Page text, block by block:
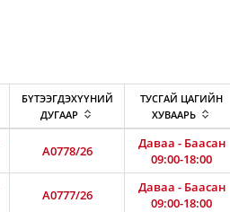
БҮТЭЭГДЭХҮҮНИЙ
ДУГААР
ТУСГАЙ ЦАГИЙН
ХУВААРЬ
A0778/26
Даваа - Баасан
09:00-18:00
A0777/26
Даваа - Баасан
09:00-18:00